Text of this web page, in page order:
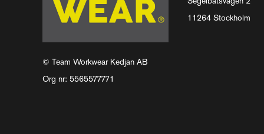
© Team Workwear Kedjan AB
Org nr: 5565577771
11264 Stockholm